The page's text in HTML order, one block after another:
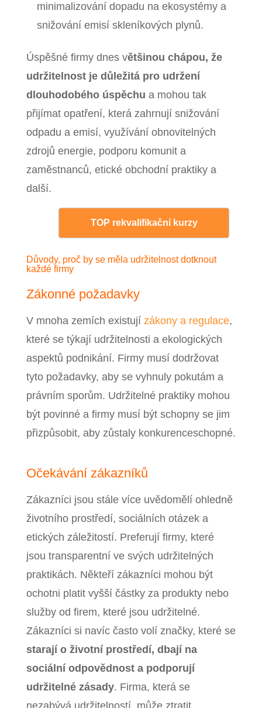
minimalizování dopadu na ekosystémy a
snižování emisí skleníkových plynů.
Úspěšné firmy dnes většinou chápou, že
udržitelnost je důležitá pro udržení
dlouhodobého úspěchu a mohou tak
přijímat opatření, která zahrnují snižování
odpadu a emisí, využívání obnovitelných
zdrojů energie, podporu komunit a
zaměstnanců, etické obchodní praktiky a
další.
TOP rekvalifikační kurzy
Důvody, proč by se měla udržitelnost dotknout
každé firmy
Zákonné požadavky
V mnoha zemích existují zákony a regulace,
které se týkají udržitelnosti a ekologických
aspektů podnikání. Firmy musí dodržovat
tyto požadavky, aby se vyhnuly pokutám a
právním sporům. Udržitelné praktiky mohou
být povinné a firmy musí být schopny se jim
přizpůsobit, aby zůstaly konkurenceschopné.
Očekávání zákazníků
Zákazníci jsou stále více uvědomělí ohledně
životního prostředí, sociálních otázek a
etických záležitostí. Preferují firmy, které
jsou transparentní ve svých udržitelných
praktikách. Někteří zákazníci mohou být
ochotni platit vyšší částky za produkty nebo
služby od firem, které jsou udržitelné.
Zákazníci si navíc často volí značky, které se
starají o životní prostředí, dbají na
sociální odpovědnost a podporují
udržitelné zásady. Firma, která se